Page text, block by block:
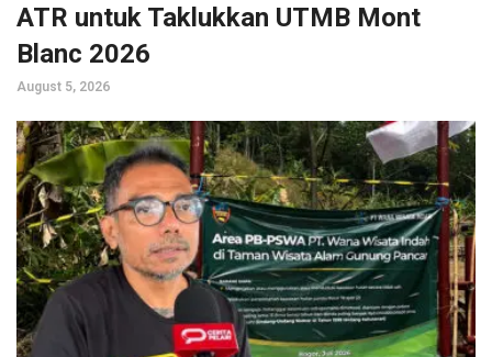
ATR untuk Taklukkan UTMB Mont
Blanc 2026
August 5, 2026